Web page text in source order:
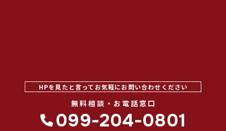
HPを見たと言ってお気軽にお問い合わせください
無料相談・お電話窓口
099-204-0801